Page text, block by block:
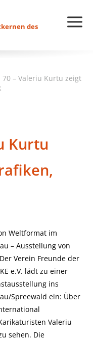
des
70 – Valeriu Kurtu zeigt
Kurtu
Weltformat im
– Ausstellung von
Verein Freunde der
e.V. lädt zu einer
ins
Spreewald ein: Über
Valeriu
sehen. Die